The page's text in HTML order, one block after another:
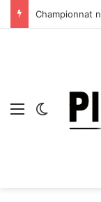
Menu Switch